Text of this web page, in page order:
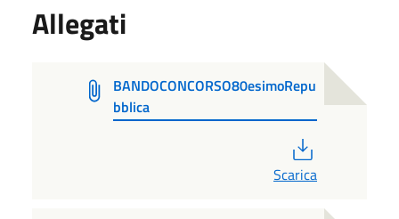
Allegati
BANDOCONCORSO80esimoRepu
bblica
Scarica